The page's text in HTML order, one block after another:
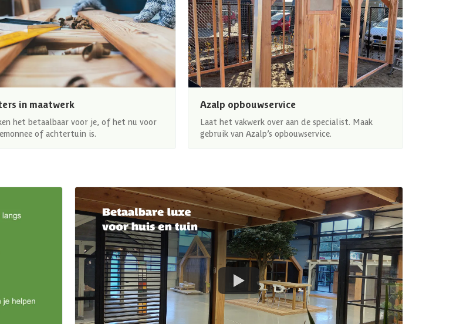
in maatwerk
het betaalbaar voor je, of het nu voor
of achtertuin is.
Azalp opbouwservice
Laat het vakwerk over aan de specialist. Maak
gebruik van Azalp’s opbouwservice.